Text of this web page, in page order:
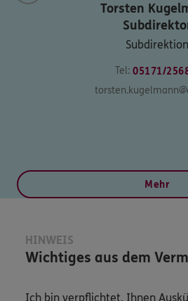
Torsten
Subdirektion
Tel: 05171/
Mehr
HINWEIS
Wichtiges aus dem
Ich bin verpflichtet, Ihnen